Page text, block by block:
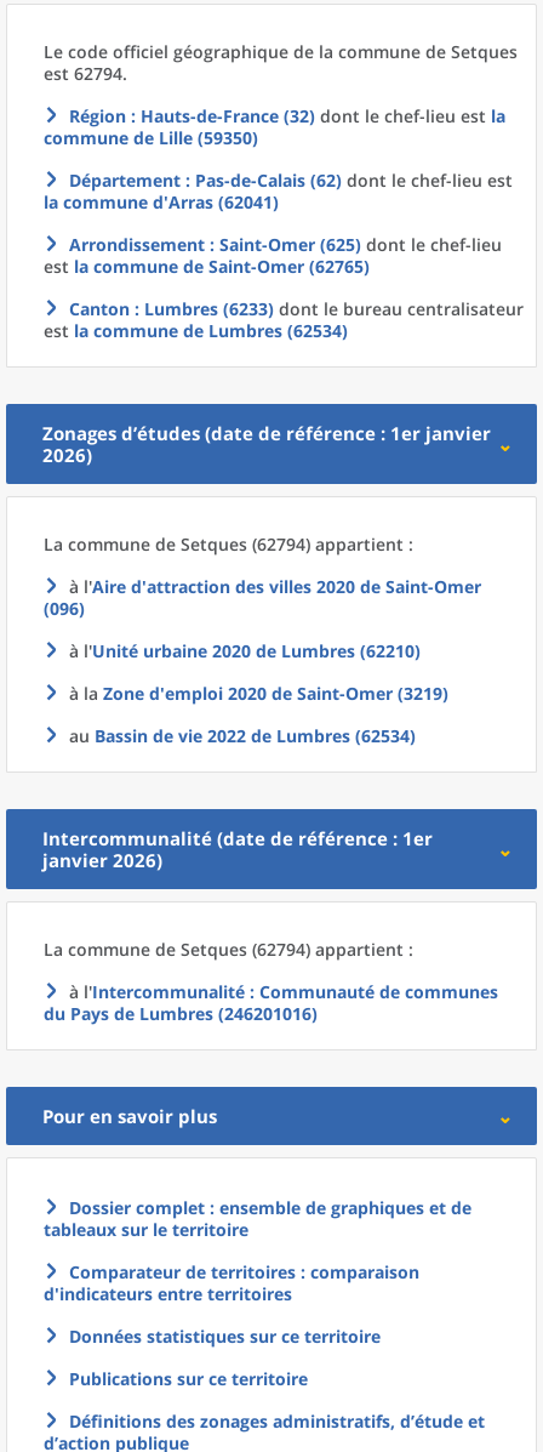
Le code officiel géographique de la commune de Setques
est 62794.
Région : Hauts-de-France (32) dont le chef-lieu est la
commune de Lille (59350)
Département : Pas-de-Calais (62) dont le chef-lieu est
la commune d'Arras (62041)
Arrondissement : Saint-Omer (625) dont le chef-lieu
est la commune de Saint-Omer (62765)
Canton : Lumbres (6233) dont le bureau centralisateur
est la commune de Lumbres (62534)
Zonages d’études (date de référence : 1er janvier
2026)
La commune de Setques (62794) appartient :
à l'Aire d'attraction des villes 2020 de Saint-Omer
(096)
à l'Unité urbaine 2020 de Lumbres (62210)
à la Zone d'emploi 2020 de Saint-Omer (3219)
au Bassin de vie 2022 de Lumbres (62534)
Intercommunalité (date de référence : 1er
janvier 2026)
La commune de Setques (62794) appartient :
à l'Intercommunalité : Communauté de communes
du Pays de Lumbres (246201016)
Pour en savoir plus
Dossier complet : ensemble de graphiques et de
tableaux sur le territoire
Comparateur de territoires : comparaison
d'indicateurs entre territoires
Données statistiques sur ce territoire
Publications sur ce territoire
Définitions des zonages administratifs, d’étude et
d’action publique